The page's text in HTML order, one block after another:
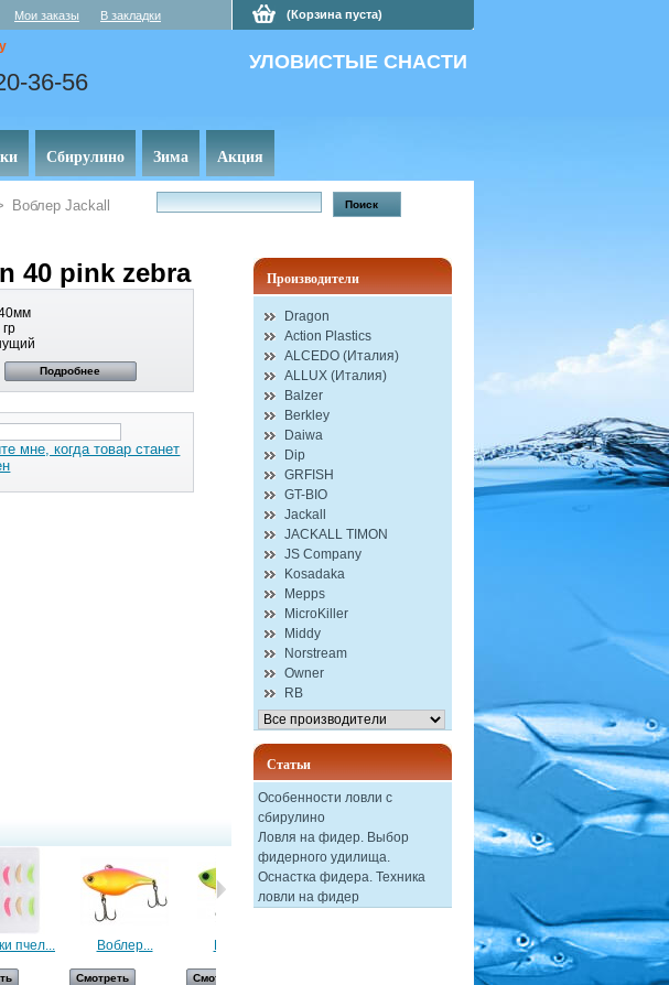
Мои заказы В закладки
36-56
(Корзина пуста)
УЛОВИСТЫЕ СНАСТИ
Сбирулино Зима Акция
Воблер Jackall
40 pink zebra
Подробнее
мне, когда товар станет
пчел... Воблер...
Смотреть Смотреть
Производители
Dragon
Action Plastics
ALCEDO (Италия)
ALLUX (Италия)
Balzer
Berkley
Daiwa
Dip
GRFISH
GT-BIO
Jackall
JACKALL TIMON
JS Company
Kosadaka
Mepps
MicroKiller
Middy
Norstream
Owner
RB
Статьи
Особенности ловли с
сбирулино
Ловля на фидер. Выбор
фидерного удилища.
Оснастка фидера. Техника
ловли на фидер